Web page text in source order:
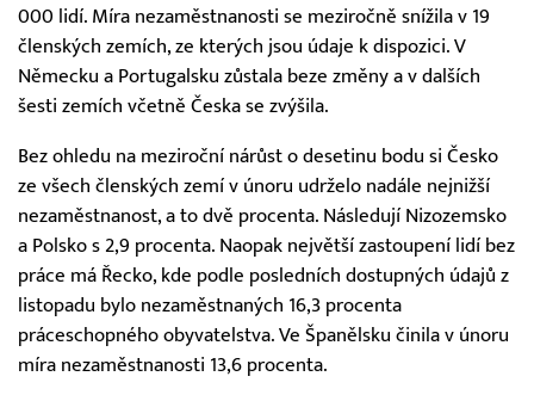
000 lidí. Míra nezaměstnanosti se meziročně snížila v 19
členských zemích, ze kterých jsou údaje k dispozici. V
Německu a Portugalsku zůstala beze změny a v dalších
šesti zemích včetně Česka se zvýšila.
Bez ohledu na meziroční nárůst o desetinu bodu si Česko
ze všech členských zemí v únoru udrželo nadále nejnižší
nezaměstnanost, a to dvě procenta. Následují Nizozemsko
a Polsko s 2,9 procenta. Naopak největší zastoupení lidí bez
práce má Řecko, kde podle posledních dostupných údajů z
listopadu bylo nezaměstnaných 16,3 procenta
práceschopného obyvatelstva. Ve Španělsku činila v únoru
míra nezaměstnanosti 13,6 procenta.